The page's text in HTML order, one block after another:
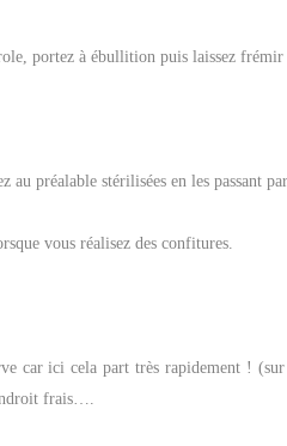
portez à ébullition puis laissez
au préalable stérilisées en les passant
vous réalisez des confitures.
car ici cela part très rapidement !
frais….